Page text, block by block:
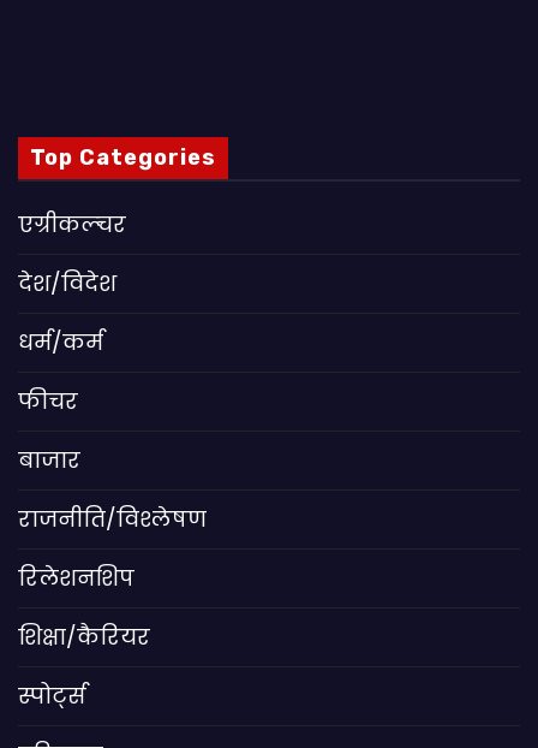
Top Categories
एग्रीकल्चर
देश/विदेश
धर्म/कर्म
फीचर
बाजार
राजनीति/विश्लेषण
रिलेशनशिप
शिक्षा/कैरियर
स्पोर्ट्स